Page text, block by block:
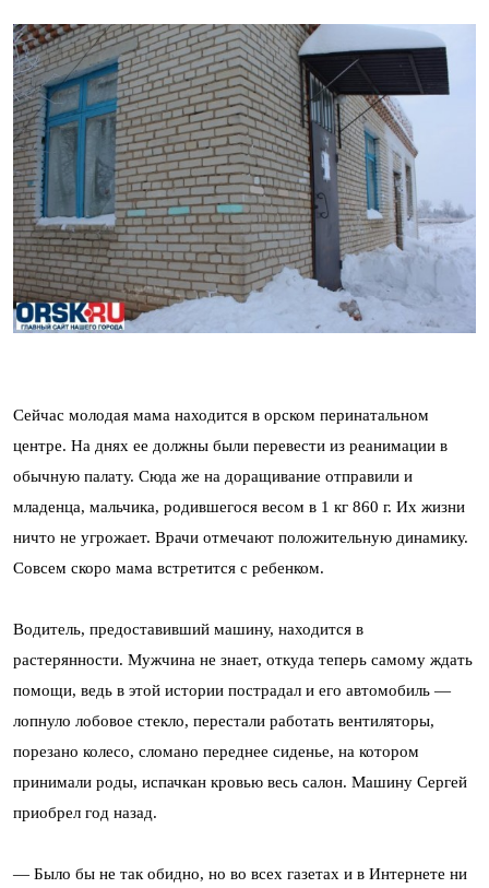
Сейчас молодая мама находится в орском перинатальном
центре. На днях ее должны были перевести из реанимации в
обычную палату. Сюда же на доращивание отправили и
младенца, мальчика, родившегося весом в 1 кг 860 г. Их жизни
ничто не угрожает. Врачи отмечают положительную динамику.
Совсем скоро мама встретится с ребенком.
Водитель, предоставивший машину, находится в
растерянности. Мужчина не знает, откуда теперь самому ждать
помощи, ведь в этой истории пострадал и его автомобиль —
лопнуло лобовое стекло, перестали работать вентиляторы,
порезано колесо, сломано переднее сиденье, на котором
принимали роды, испачкан кровью весь салон. Машину Сергей
приобрел год назад.
— Было бы не так обидно, но во всех газетах и в Интернете ни